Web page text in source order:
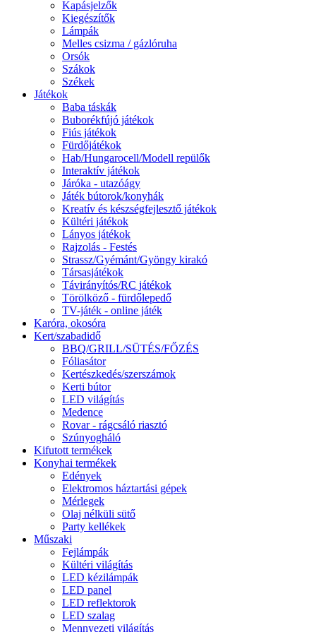
Kapásjelzők
Kiegészítők
Lámpák
Melles csizma / gázlóruha
Orsók
Szákok
Székek
Játékok
Baba táskák
Buborékfújó játékok
Fiús játékok
Fürdőjátékok
Hab/Hungarocell/Modell repülők
Interaktív játékok
Járóka - utazóágy
Játék bútorok/konyhák
Kreatív és készségfejlesztő játékok
Kültéri játékok
Lányos játékok
Rajzolás - Festés
Strassz/Gyémánt/Gyöngy kirakó
Társasjátékok
Távirányítós/RC játékok
Törölköző - fürdőlepedő
TV-játék - online játék
Karóra, okosóra
Kert/szabadidő
BBQ/GRILL/SÜTÉS/FŐZÉS
Fóliasátor
Kertészkedés/szerszámok
Kerti bútor
LED világítás
Medence
Rovar - rágcsáló riasztó
Szúnyogháló
Kifutott termékek
Konyhai termékek
Edények
Elektromos háztartási gépek
Mérlegek
Olaj nélküli sütő
Party kellékek
Műszaki
Fejlámpák
Kültéri világítás
LED kézilámpák
LED panel
LED reflektorok
LED szalag
Mennyezeti világítás